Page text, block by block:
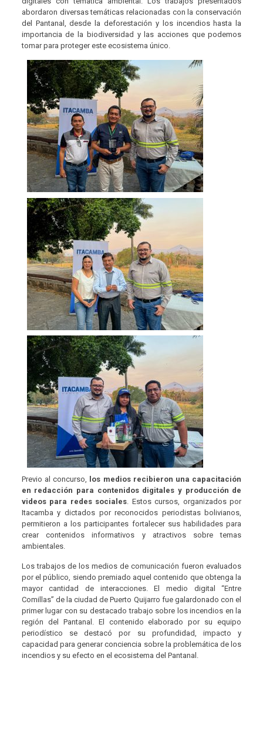
abordaron diversas temáticas relacionadas con la conservación
del Pantanal, desde la deforestación y los incendios hasta la
importancia de la biodiversidad y las acciones que podemos
tomar para proteger este ecosistema único.
Previo al concurso, los medios recibieron una capacitación
en redacción para contenidos digitales y producción de
videos para redes sociales . Estos cursos, organizados por
Itacamba y dictados por reconocidos periodistas bolivianos,
permitieron a los participantes fortalecer sus habilidades para
crear contenidos informativos y atractivos sobre temas
ambientales.
Los trabajos de los medios de comunicación fueron evaluados
por el público, siendo premiado aquel contenido que obtenga la
mayor cantidad de interacciones. El medio digital “Entre
Comillas” de la ciudad de Puerto Quijarro fue galardonado con el
primer lugar con su destacado trabajo sobre los incendios en la
región del Pantanal. El contenido elaborado por su equipo
periodístico se destacó por su profundidad, impacto y
capacidad para generar conciencia sobre la problemática de los
incendios y su efecto en el ecosistema del Pantanal.